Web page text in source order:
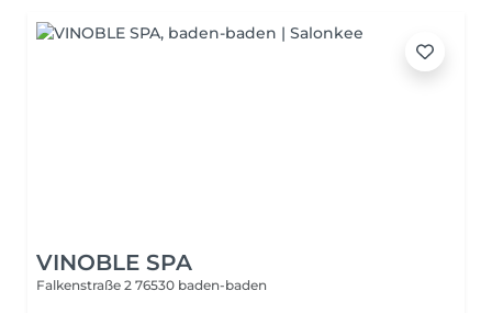
VINOBLE SPA
Falkenstraße 2 76530 baden-baden